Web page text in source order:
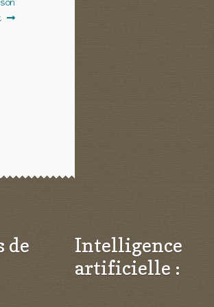
de
Intelligence
artificielle :